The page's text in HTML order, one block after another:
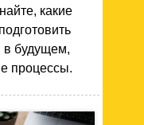
какие
в будущем,
процессы.